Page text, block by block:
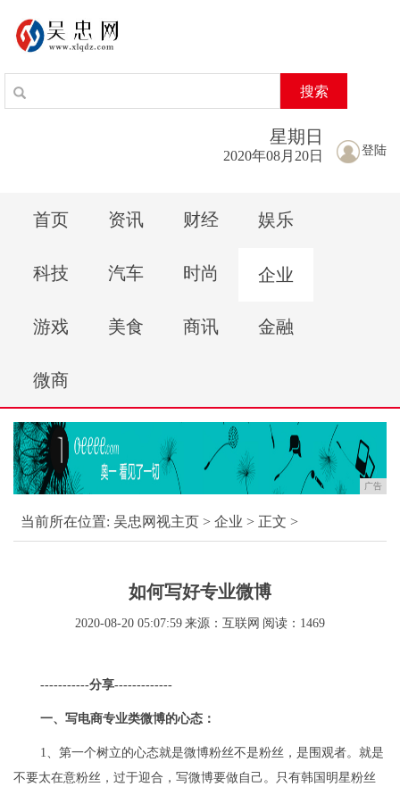
搜索
登陆
星期 日
2020年08月20日
首页 资讯 财经 娱乐
科技 汽车 时尚 企业
游戏 美食 商讯 金融
微商
广告
当前所在位置: 吴忠网视主页 > 企业 > 正文 >
如何写好专业微博
2020-08-20 05:07:59 来源：互联网 阅读：1469
-----------分享-------------
一、写电商专业类微博的心态：
1、第一个树立的心态就是微博粉丝不是粉丝，是围观者。就是
不要太在意粉丝，过于迎合，写微博要做自己。只有韩国明星粉丝